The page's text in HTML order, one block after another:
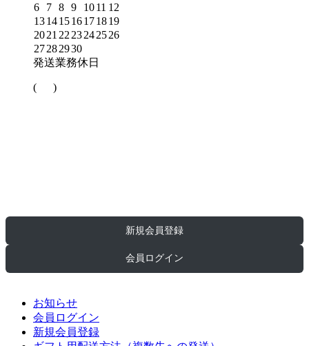
6
7 8 9 1011 12
13141516171819
2021 22 23242526
27282930
発送業務休日
( )
新規会員登録
会員ログイン
お知らせ
会員ログイン
新規会員登録